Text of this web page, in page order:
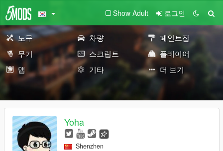
Show Adult 로그인
도구 차량
페인트잡
무기
스크립트
플레이어
맵
기타 더 보기
Yoha
Shenzhen